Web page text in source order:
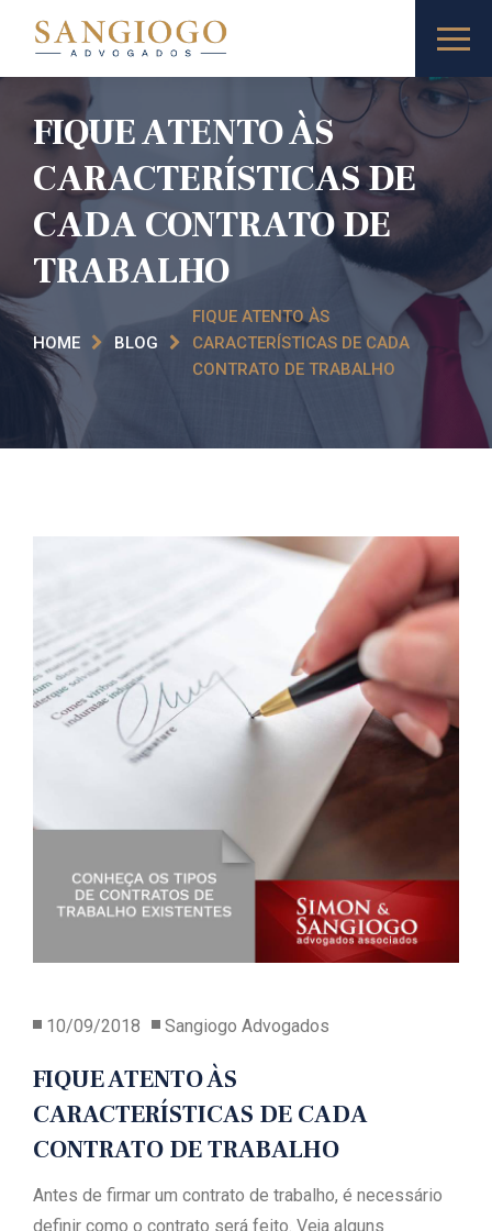
FIQUE ATENTO ÀS
CARACTERÍSTICAS DE
CADA CONTRATO DE
TRABALHO
HOME BLOG
FIQUE ATENTO ÀS
CARACTERÍSTICAS DE CADA
CONTRATO DE TRABALHO
10/09/2018 Sangiogo Advogados
FIQUE ATENTO ÀS
CARACTERÍSTICAS DE CADA
CONTRATO DE TRABALHO
Antes de firmar um contrato de trabalho, é necessário
definir como o contrato será feito. Veja alguns